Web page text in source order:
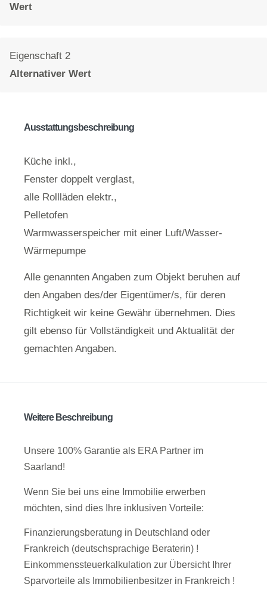
Wert
Eigenschaft 2
Alternativer Wert
Ausstattungsbeschreibung
Küche inkl.,
Fenster doppelt verglast,
alle Rollläden elektr.,
Pelletofen
Warmwasserspeicher mit einer Luft/Wasser-
Wärmepumpe
Alle genannten Angaben zum Objekt beruhen auf
den Angaben des/der Eigentümer/s, für deren
Richtigkeit wir keine Gewähr übernehmen. Dies
gilt ebenso für Vollständigkeit und Aktualität der
gemachten Angaben.
Weitere Beschreibung
Unsere 100% Garantie als ERA Partner im
Saarland!
Wenn Sie bei uns eine Immobilie erwerben
möchten, sind dies Ihre inklusiven Vorteile:
Finanzierungsberatung in Deutschland oder
Frankreich (deutschsprachige Beraterin) !
Einkommenssteuerkalkulation zur Übersicht Ihrer
Sparvorteile als Immobilienbesitzer in Frankreich !